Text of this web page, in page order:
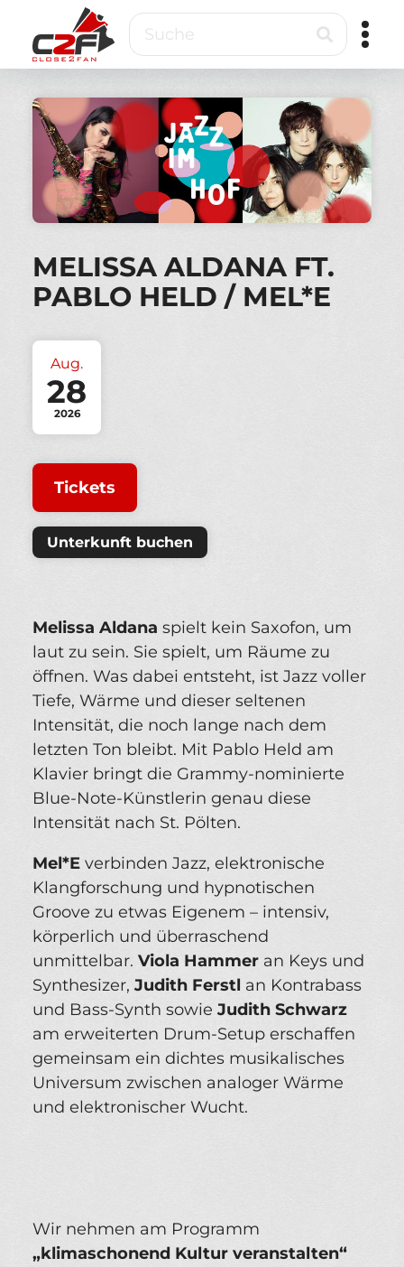
Inhalt
to
fan
VIP
ticketing
Suche
MELISSA ALDANA FT.
PABLO HELD / MEL*E
Aug.
28
2026
Tickets
Unterkunft buchen
Melissa Aldana spielt kein Saxofon, um
laut zu sein. Sie spielt, um Räume zu
öffnen. Was dabei entsteht, ist Jazz voller
Tiefe, Wärme und dieser seltenen
Intensität, die noch lange nach dem
letzten Ton bleibt. Mit Pablo Held am
Klavier bringt die Grammy-nominierte
Blue-Note-Künstlerin genau diese
Intensität nach St. Pölten.
Mel*E verbinden Jazz, elektronische
Klangforschung und hypnotischen
Groove zu etwas Eigenem – intensiv,
körperlich und überraschend
unmittelbar. Viola Hammer an Keys und
Synthesizer, Judith Ferstl an Kontrabass
und Bass-Synth sowie Judith Schwarz
am erweiterten Drum-Setup erschaffen
gemeinsam ein dichtes musikalisches
Universum zwischen analoger Wärme
und elektronischer Wucht.
Wir nehmen am Programm
„klimaschonend Kultur veranstalten“